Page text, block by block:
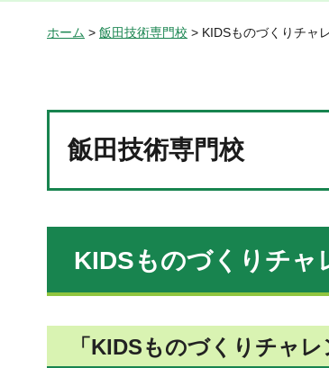
ホーム > 飯田技術専門校 > KIDSものづくりチャ
飯田技術専門校
KIDSものづくりチャ
「KIDSものづくりチャ